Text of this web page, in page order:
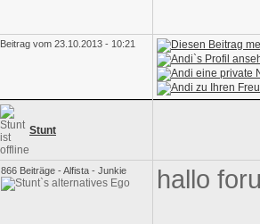
Beitrag vom 23.10.2013 - 10:21
Stunt
866 Beiträge - Alfista - Junkie hallo